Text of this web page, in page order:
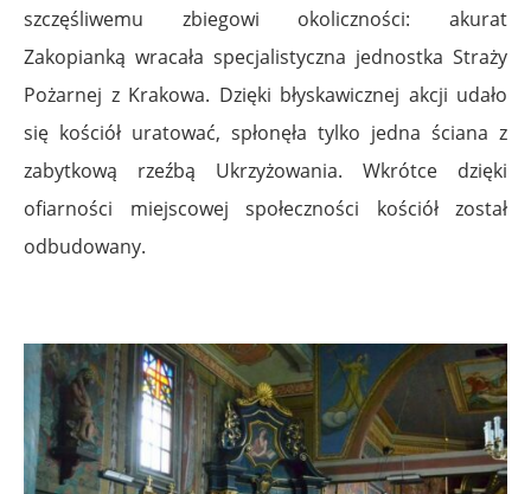
szczęśliwemu zbiegowi okoliczności: akurat
Zakopianką wracała specjalistyczna jednostka Straży
Pożarnej z Krakowa. Dzięki błyskawicznej akcji udało
się kościół uratować, spłonęła tylko jedna ściana z
zabytkową rzeźbą Ukrzyżowania. Wkrótce dzięki
ofiarności miejscowej społeczności kościół został
odbudowany.